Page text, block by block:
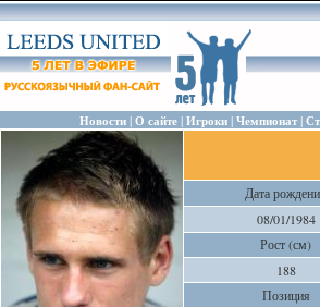
Новости | О сайте| Игроки| Чемпионат|
Дата
08/01/1984
Рост (см)
188
Позиция